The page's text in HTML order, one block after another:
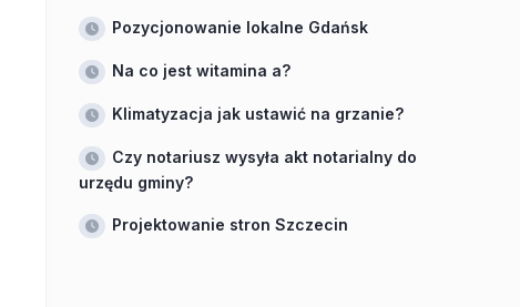
Pozycjonowanie lokalne Gdańsk
Na co jest witamina a?
Klimatyzacja jak ustawić na grzanie?
Czy notariusz wysyła akt notarialny do
urzędu gminy?
Projektowanie stron Szczecin